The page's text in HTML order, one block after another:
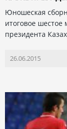
Юношеская
итоговое
президента
26.06.2015